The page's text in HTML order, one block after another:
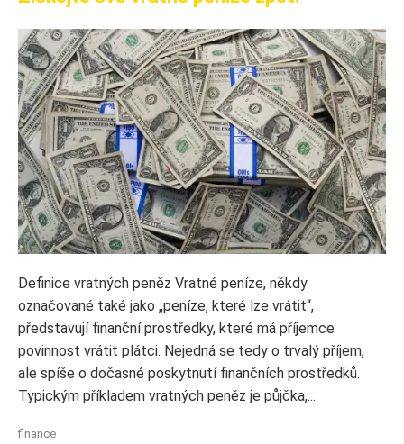
Definice vratných peněz Vratné peníze, někdy
označované také jako „peníze, které lze vrátit“,
představují finanční prostředky, které má příjemce
povinnost vrátit plátci. Nejedná se tedy o trvalý příjem,
ale spíše o dočasné poskytnutí finančních prostředků.
Typickým příkladem vratných peněz je půjčka,...
finance